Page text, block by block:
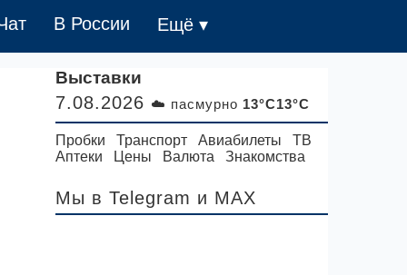
В России Ещё ▾
Выставки
7.08.2026 ☁️ пасмурно 13°C13°C
Пробки Транспорт Авиабилеты
ТВ
Аптеки
Цены Валюта Знакомства
Мы в Telegram и MAX